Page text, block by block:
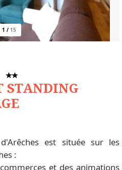
1 / 15
STANDING
est située sur les
:
et des animations